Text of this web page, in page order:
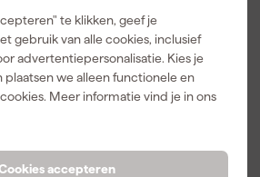
te klikken, geef je
gebruik van alle cookies, inclusief
advertentiepersonalisatie. Kies je
plaatsen we alleen functionele en
Meer informatie vind je in ons
accepteren